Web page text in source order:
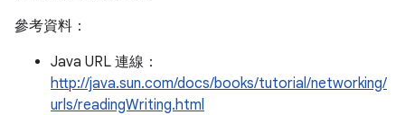
參考資料：
Java URL 連線：
http://java.sun.com/docs/books/tutorial/networking/
urls/readingWriting.html